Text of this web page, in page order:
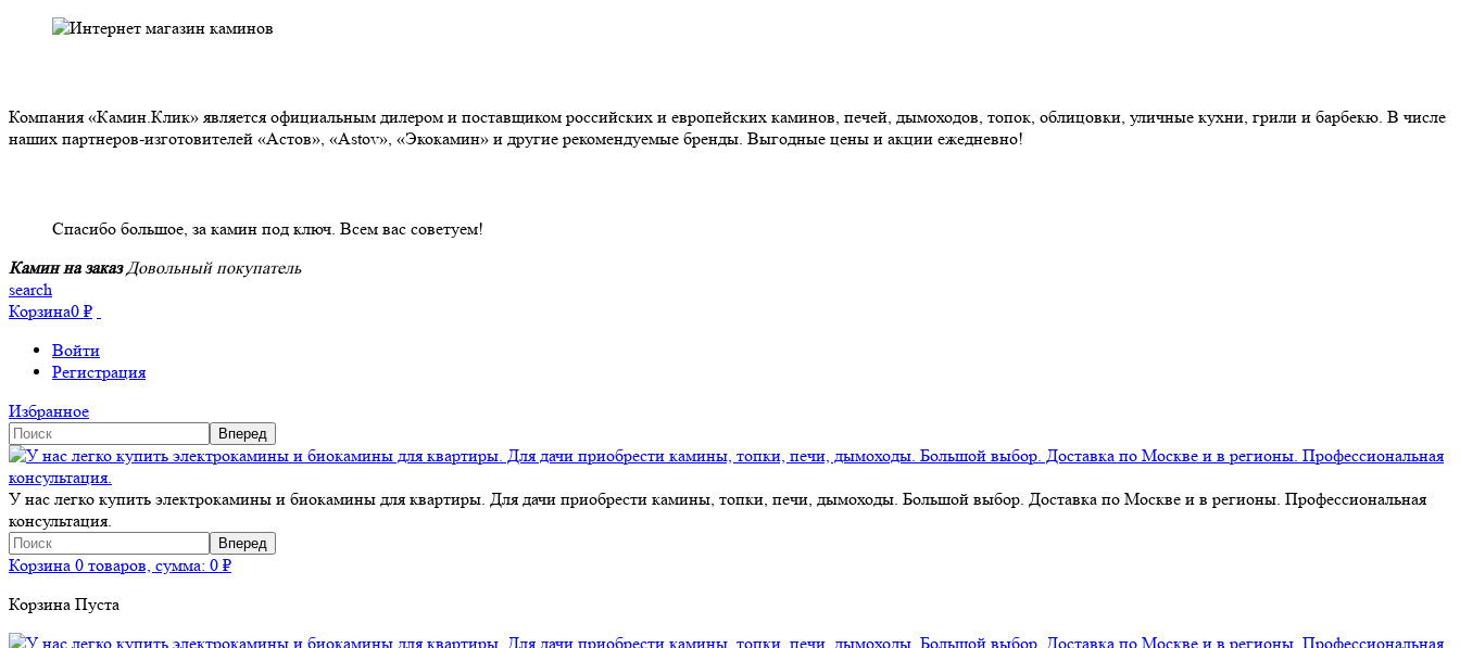
Компания «Камин.Клик» является официальным дилером и поставщиком российских и европейских каминов, печей, дымоходов, топок, облицовки, уличные кухни, грили и барбекю. В числе
наших партнеров-изготовителей «Астов», «Astov», «Экокамин» и другие рекомендуемые бренды. Выгодные цены и акции ежедневно!
Спасибо большое, за камин под ключ. Всем вас советуем!
Камин на заказ Довольный покупатель
search
Корзина0 ₽
Войти
Регистрация
Избранное
У нас легко купить электрокамины и биокамины для квартиры. Для дачи приобрести камины, топки, печи, дымоходы. Большой выбор. Доставка по Москве и в регионы. Профессиональная
консультация.
Корзина 0 товаров, сумма: 0 ₽
Корзина Пуста